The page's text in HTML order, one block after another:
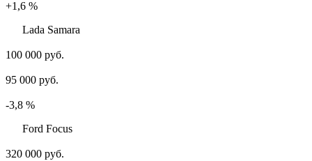
+1,6 %
Lada Samara
100 000 руб.
95 000 руб.
-3,8 %
Ford Focus
320 000 руб.